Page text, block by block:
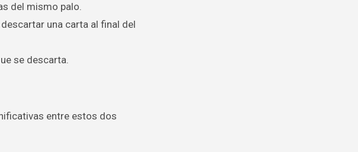
del mismo palo.
una carta al final del
se descarta.
entre estos dos